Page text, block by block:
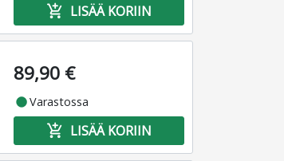
add_shopping_cart LISÄÄ KORIIN
89,90 €
fiber_manual_recordVarastossa
add_shopping_cart LISÄÄ KORIIN